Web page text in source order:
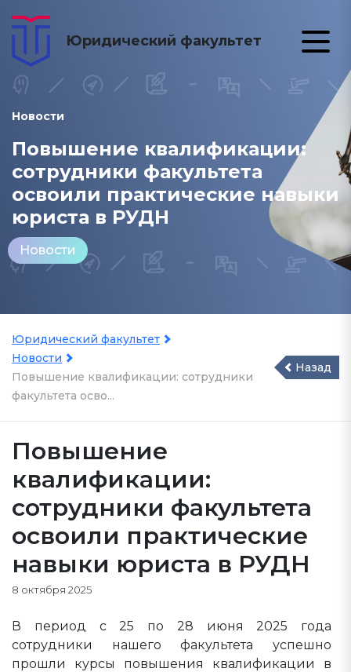
Юридический факультет
Новости
Повышение квалификации:
сотрудники факультета
освоили практические навыки
юриста в РУДН
Новости
Юридический факультет
Новости
Повышение квалификации: сотрудники
факультета осво...
Назад
Повышение
квалификации:
сотрудники факультета
освоили практические
навыки юриста в РУДН
8 октября 2025
В период с 25 по 28 июня 2025 года
сотрудники нашего факультета успешно
прошли курсы повышения квалификации в